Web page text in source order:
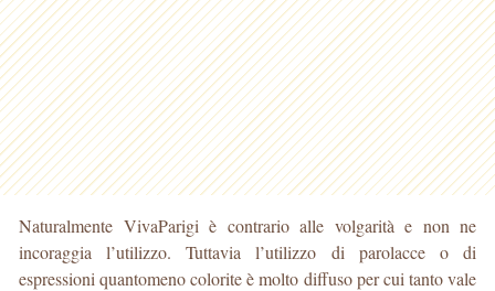
Naturalmente VivaParigi è contrario alle volgarità e non ne
incoraggia l’utilizzo. Tuttavia l’utilizzo di parolacce o di
espressioni quantomeno colorite è molto diffuso per cui tanto vale